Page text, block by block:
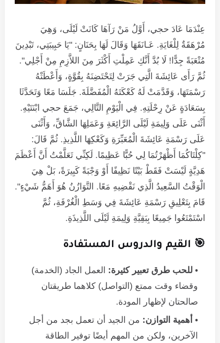
عِنْدَمَا عَادَ حجي، أَوَّلُ مَنْ رَآهَا كَانَتْ لَيْلَى، وَهِيَ
مُرْهَقَةٌ لِلْغَايَةِ. عَـانَقَهَا وَقَالَ لَهَا بِحَنَانٍ: "يَا حَبِيبَتِي، تَبْدِينَ
مُتْعَبَةً جِدًّا! لَا بُدَّ أَنَّكِ عَمِلْتِ أَكْثَرَ مِنَ اللاَّزِمِ مِنْ أَجْلِي".
ثُمَّ رَأَى عَائِشَةَ الَّتِي جَرَتْ لِتَحْتَضِنَهُ بِقُوَّةٍ، وَأَعْطَتْهُ
رَسْمَتَهَا، وَقَدَّمَتْ لَهُ كَعْكَتَهُ الْمُفَضَّلَةَ. جَلَسَا مَعًا وَتَحَدَّثَا
بِسَعَادَةٍ عَنْ رِحْلَتِهِ. فِي الْيَوْمِ التَّالِي، جَمَعَ حجي ابْنَتَيْهِ.
أَثْنَى عَلَى وَلِيمَةِ لَيْلَى الرَّائِعَةِ وَعَمَلِهَا الشَّاقِّ، وَأَثْنَى
عَلَى رَسْمَةِ عَائِشَةَ الْمُعَبِّرَةِ وَكَعْكِهَا اللَّذِيذِ. ثُمَّ قَالَ:
"كِلْتَاكُمَا أَظْهَرْتُمَا لِي حُبًّا عَظِيمًا. لَكِنِّي تَعَلَّمْتُ أَنَّ أَعْظَمَ
هَدِيَّةٍ لَيْسَتْ فَقَطْ بَيْتًا نَظِيفًا أَوْ وَجْبَةً كَبِيرَةً، بَلْ هِيَ
الْوَقْتُ السَّعِيدُ الَّذِي نَقْضِيهِ مَعًا. التَّوَازُنُ هُوَ أَهَمُّ شَيْءٍ".
قَامَ بِتَعْلِيقِ رَسْمَةِ عَائِشَةَ فِي وَسَطِ الْغُرْفَةِ، ثُمَّ
اسْتَمْتَعُوا جَمِيعًا بِبَقِيَّةِ وَلِيمَةِ لَيْلَى اللَّذِيذَةِ.
🎯 القيم والدروس المستفادة
للحب طرق تعبير كثيرة: العمل الجاد (الخدمة)
وقضاء وقت ممتع (التواصل) كلاهما طريقتان
صالحتان لإظهار المودة.
أهمية التوازن: من الجيد أن تعمل بجد من أجل
الآخرين، ولكن من المهم أيضًا توفير الطاقة